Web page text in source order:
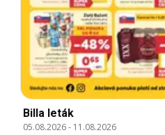
Billa leták
05.08.2026- 11.08.2026